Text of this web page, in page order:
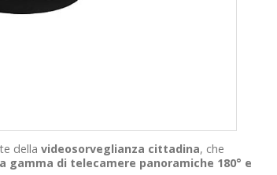
della videosorveglianza cittadina, che
gamma di telecamere panoramiche 180° e